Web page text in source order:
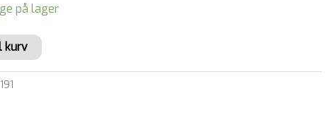
på lager
kurv